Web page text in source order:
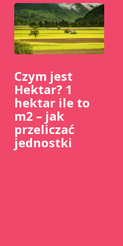
Czym jest
Hektar? 1
hektar ile to
m2 – jak
przeliczać
jednostki